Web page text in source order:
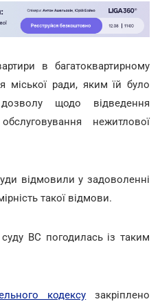
в багатоквартирному
міської ради, яким їй було
щодо відведення
нежитлової
відмовили у задоволенні
такої відмови.
ВС погодилась із таким
кодексу закріплено